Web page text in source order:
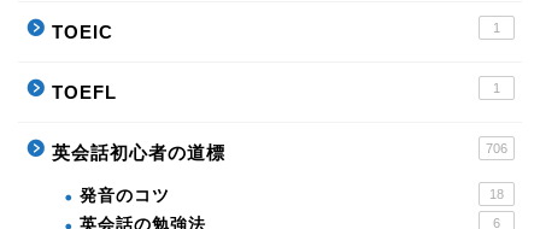
TOEIC 1
TOEFL 1
英会話初心者の道標 706
発音のコツ 18
英会話の勉強法 6